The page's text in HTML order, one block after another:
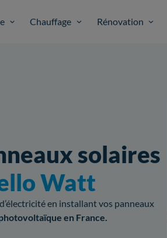
Chauffage Rénovation
solaires
Watt
en installant vos panneaux
en France.